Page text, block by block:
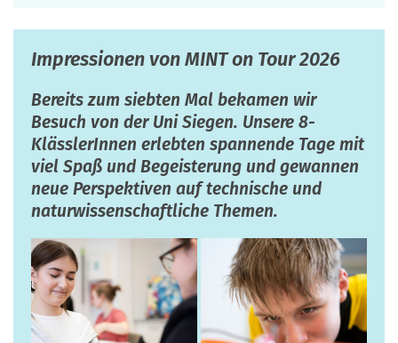
Impressionen von MINT on Tour 2026
Bereits zum siebten Mal bekamen wir
Besuch von der Uni Siegen. Unsere 8-
KlässlerInnen erlebten spannende Tage mit
viel Spaß und Begeisterung und gewannen
neue Perspektiven auf technische und
naturwissenschaftliche Themen.